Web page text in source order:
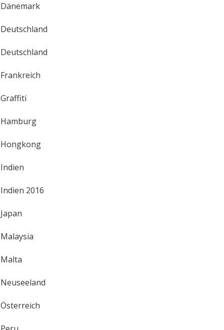
Dänemark
Deutschland
Deutschland
Frankreich
Graffiti
Hamburg
Hongkong
Indien
Indien 2016
Japan
Malaysia
Malta
Neuseeland
Österreich